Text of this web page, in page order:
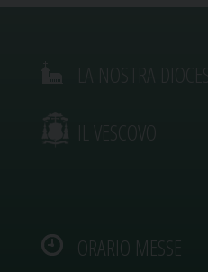
IL VESCOVO
ORARIO MESSE